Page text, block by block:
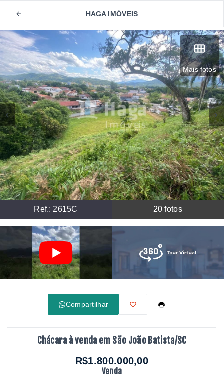
HAGA IMÓVEIS
Mais fotos
Ref.: 2615C 20 fotos
Compartilhar
Chácara à venda em São João Batista/SC
R$1.800.000,00
Venda